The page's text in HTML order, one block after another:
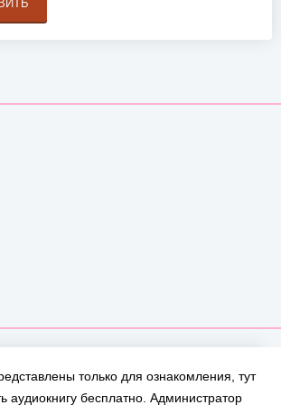
только для ознакомления, тут
аудиокнигу бесплатно. Администратор